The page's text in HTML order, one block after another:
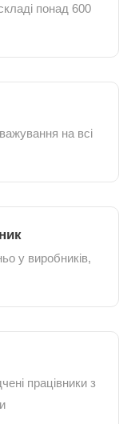
понад 600
на всі
у виробників,
працівники з